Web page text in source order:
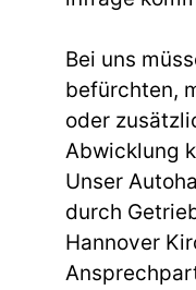
Bei uns
befürchten,
oder
Abwicklung
Unser
durch
Hannover